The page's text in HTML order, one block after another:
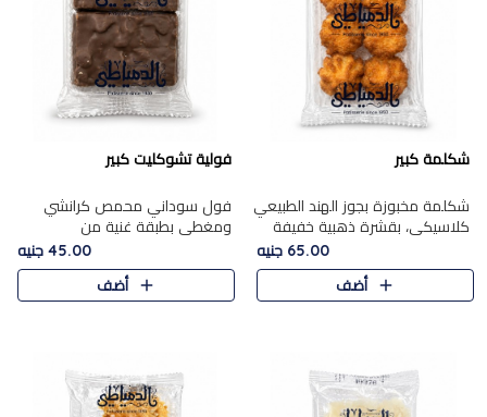
شكلمة كبير
شكلمة مخبوزة بجوز الهند الطبيعي
كلاسيكي، بقشرة ذهبية خفيفة
وقلب طري رطب يذوب في الفم،
تمنحك المذاق الشرقي الحلو الأصيل
التقليدي في كل لقمة.
65.00 جنيه
أضف
فولية تشوكليت كبير
فول سوداني محمص كرانشي
ومغطى بطبقة غنية من
الشوكولاتة، يجمع بين طعم
القرمشة الأصيلة الكلاسكيكية
التقليدية للفول السوداني وحلاوة
45.00 جنيه
أضف